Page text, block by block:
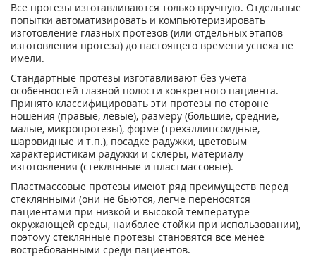
Все протезы изготавливаются только вручную. Отдельные
попытки автоматизировать и компьютеризировать
изготовление глазных протезов (или отдельных этапов
изготовления протеза) до настоящего времени успеха не
имели.
Стандартные протезы изготавливают без учета
особенностей глазной полости конкретного пациента.
Принято классифицировать эти протезы по стороне
ношения (правые, левые), размеру (большие, средние,
малые, микропротезы), форме (трехэллипсоидные,
шаровидные и т.п.), посадке радужки, цветовым
характеристикам радужки и склеры, материалу
изготовления (стеклянные и пластмассовые).
Пластмассовые протезы имеют ряд преимуществ перед
стеклянными (они не бьются, легче переносятся
пациентами при низкой и высокой температуре
окружающей среды, наиболее стойки при использовании),
поэтому стеклянные протезы становятся все менее
востребованными среди пациентов.